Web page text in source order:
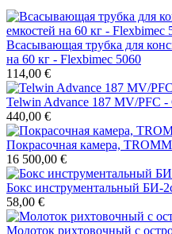
Всасывающая трубка для
на 60 кг - Flexbimec 5060
114,00 €
Telwin Advance 187 MV/PFC
440,00 €
Покрасочная камера,
16 500,00 €
Бокс инструментальный БИ-
58,00 €
Молоток рихтовочный с